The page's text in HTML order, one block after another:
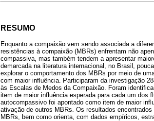
RESUMO
Enquanto a compaixão vem sendo associada a
resistências à compaixão (MBRs) enfrentam não
compassiva, mas também tendem a apresentar
demarcada na literatura internacional, no Brasil,
explorar o comportamento dos MBRs por meio de
com maior influência. Participaram da investigação
às Escalas de Medos da Compaixão. Foram
item de maior influência esperada para cada um dos
autocompassivo foi apontado como item de maior
ativação de outros MBRs. Os resultados
MBRs, bem como orienta, com dados empíricos,